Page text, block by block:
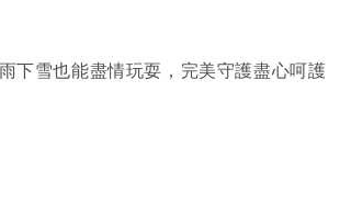
下雪也能盡情玩耍，完美守護盡心呵護